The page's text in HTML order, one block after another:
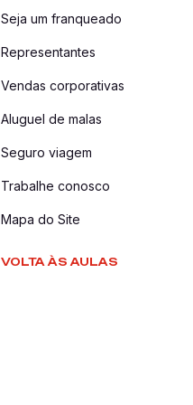
Seja um franqueado
Representantes
Vendas corporativas
Aluguel de malas
Seguro viagem
Trabalhe conosco
Mapa do Site
VOLTA ÀS AULAS